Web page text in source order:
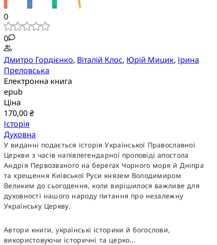
0
0
Дмитро Гордієнко, Віталій Клос, Юрій Мицик, Ірина
Преловська
Електронна книга
epub
Ціна
170,00 ₴
Історія
Духовна
У виданні подається історія Української Православної
Церкви з часів напівлегендарної проповіді апостола
Андрія Первозваного на берегах Чорного моря й Дніпра
та хрещення Київської Руси князем Володимиром
Великим до сьогодення, коли вирішилося важливе для
духовності нашого народу питання про незалежну
Українську Церкву.
Автори книги, українські історики й богослови,
використовуючи історичні та церко...